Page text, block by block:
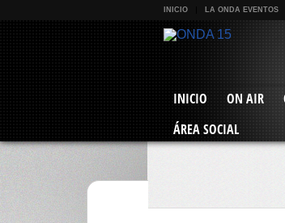
INICIO LA ONDA EVENTOS
INICIO ON AIR
ÁREA SOCIAL